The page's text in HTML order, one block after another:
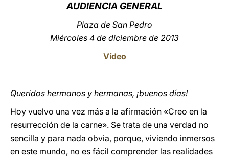
AUDIENCIA GENERAL
Plaza de San Pedro
Miércoles 4 de diciembre de 2013
Vídeo
Queridos hermanos y hermanas, ¡buenos días!
Hoy vuelvo una vez más a la afirmación «Creo en la
resurrección de la carne». Se trata de una verdad no
sencilla y para nada obvia, porque, viviendo inmersos
en este mundo, no es fácil comprender las realidades